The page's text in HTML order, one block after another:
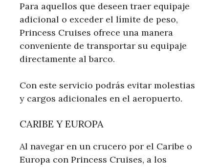
Para aquellos que deseen traer equipaje
adicional o exceder el límite de peso,
Princess Cruises ofrece una manera
conveniente de transportar su equipaje
directamente al barco.
Con este servicio podrás evitar molestias
y cargos adicionales en el aeropuerto.
CARIBE Y EUROPA
Al navegar en un crucero por el Caribe o
Europa con Princess Cruises, a los